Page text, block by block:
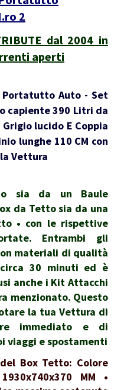
2
dal 2004 in
aperti
Portatutto Auto - Set
capiente 390 Litri da
lucido E Coppia
lunghe 110 CM con
Vettura
sia da un Baule
da Tetto sia da una
• con le rispettive
Entrambi gli
materiali di qualità
30 minuti ed è
anche i Kit Attacchi
menzionato. Questo
la tua Vettura di
immediato e di
viaggi e spostamenti
Box Tetto: Colore
MM •